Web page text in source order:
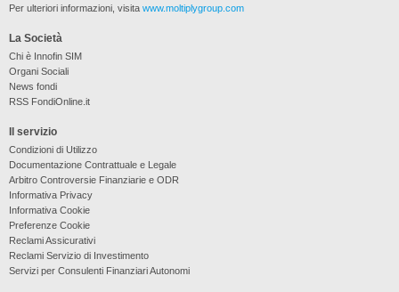
La Società
Chi è Innofin SIM
Organi Sociali
News fondi
RSS FondiOnline.it
Il servizio
Condizioni di Utilizzo
Documentazione Contrattuale e Legale
Arbitro Controversie Finanziarie e ODR
Informativa Privacy
Informativa Cookie
Preferenze Cookie
Reclami Assicurativi
Reclami Servizio di Investimento
Servizi per Consulenti Finanziari Autonomi
Per ulteriori informazioni, visita www.moltiplygroup.com